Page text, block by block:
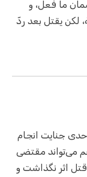
ما فعل، و
لكن يقتل بعد ردّ
جنایت انجام
می‌تواند مقتضی
اثر نگذاشت و